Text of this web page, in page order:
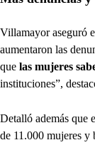
Villamayor aseguró
aumentaron las
que las mujeres
instituciones”,
Detalló además que
de 11.000 mujeres y